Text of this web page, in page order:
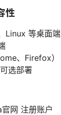
性
Linux 等桌面端
、Firefox）
选部署
网 注册账户